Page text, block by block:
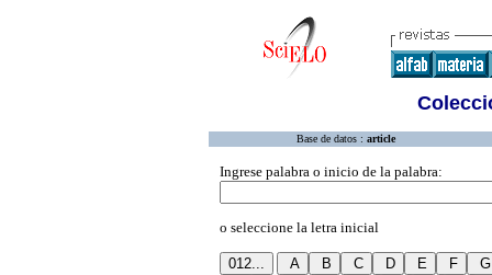
Base de datos : article
Ingrese palabra o inicio de la palabra:
o seleccione la letra inicial